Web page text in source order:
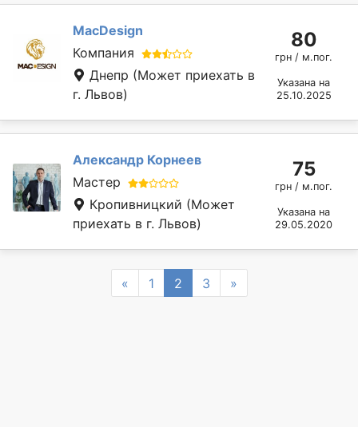
MacDesign
Компания
Днепр (Может приехать в
г. Львов)
80
грн / м.пог.
Указана на
25.10.2025
Александр Корнеев
Мастер
Кропивницкий (Может
приехать в г. Львов)
75
грн / м.пог.
Указана на
29.05.2020
« Previous
1 2 3 »Next